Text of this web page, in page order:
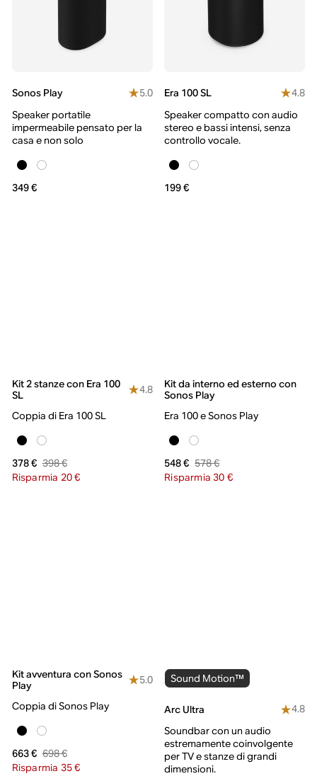
Sonos Play
5.0
Speaker portatile
impermeabile pensato per la
casa e non solo
349 €
Era 100 SL
4.8
Speaker compatto con audio
stereo e bassi intensi, senza
controllo vocale.
199 €
Kit 2 stanze con Era 100
SL
4.8
Coppia di Era 100 SL
378 € 398 €
Risparmia 20 €
Kit da interno ed esterno con
Sonos Play
Era 100 e Sonos Play
548 € 578 €
Risparmia 30 €
Kit avventura con Sonos
Play
5.0
Coppia di Sonos Play
663 € 698 €
Risparmia 35 €
Sound Motion™
Arc Ultra
4.8
Soundbar con un audio
estremamente coinvolgente
per TV e stanze di grandi
dimensioni.